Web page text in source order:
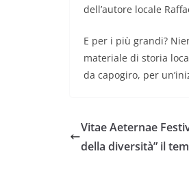
dell’autore locale
E per i più grandi?
materiale di storia
da capogiro, per
Vitae Aeternae
della diversità” il